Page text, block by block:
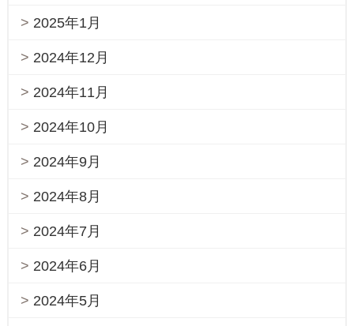
2025年1月
2024年12月
2024年11月
2024年10月
2024年9月
2024年8月
2024年7月
2024年6月
2024年5月